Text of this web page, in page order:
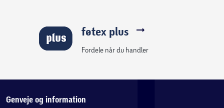
føtex plus
Fordele når du handler
Genveje og information